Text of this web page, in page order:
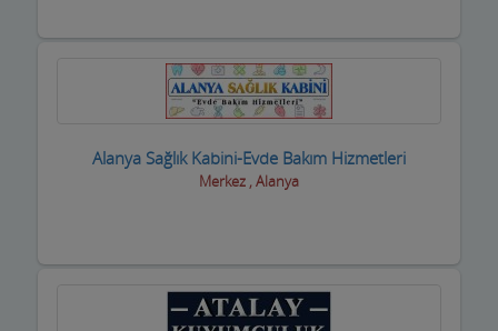
Döşemeciler,Brandacılar ,Tente,Çadırcılar
Düğün Nişan Salonları
Alanya Sağlık Kabini-Evde Bakım Hizmetleri
Merkez , Alanya